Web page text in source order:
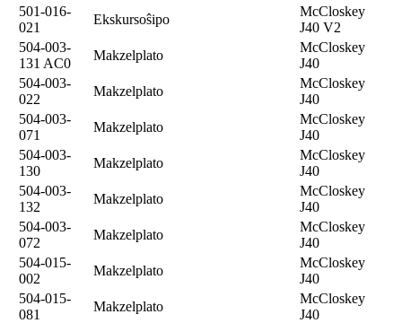
501-016-
021
Ekskursoŝipo
McCloskey
J40 V2
504-003-
131 AC0
Makzelplato
McCloskey
J40
504-003-
022
Makzelplato
McCloskey
J40
504-003-
071
Makzelplato
McCloskey
J40
504-003-
130
Makzelplato
McCloskey
J40
504-003-
132
Makzelplato
McCloskey
J40
504-003-
072
Makzelplato
McCloskey
J40
504-015-
002
Makzelplato
McCloskey
J40
504-015-
081
Makzelplato
McCloskey
J40